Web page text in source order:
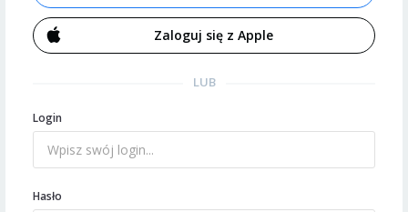
Zaloguj się z Apple
LUB
Login
Hasło